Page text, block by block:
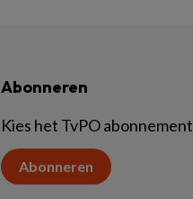
Abonneren
Kies het TvPO abonnement
Abonneren